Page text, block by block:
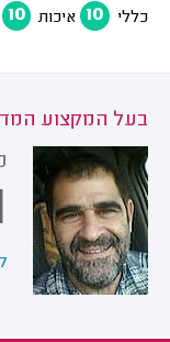
כללי 10 איכות 10
בעל המקצוע